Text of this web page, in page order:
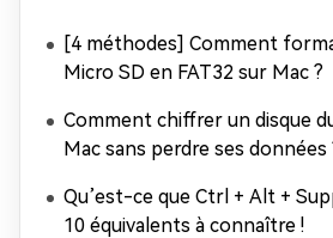
[4 méthodes] Comment
Micro SD en FAT32 sur Mac ?
Comment chiffrer un disque
Mac sans perdre ses données
Qu’est-ce que Ctrl + Alt +
10 équivalents à connaître !